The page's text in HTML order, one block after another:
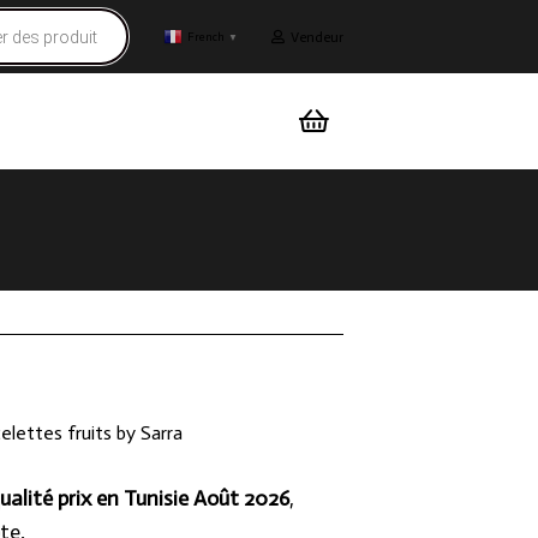
French ▼ Vendeur
fruits by Sarra
prix en Tunisie Août 2026,